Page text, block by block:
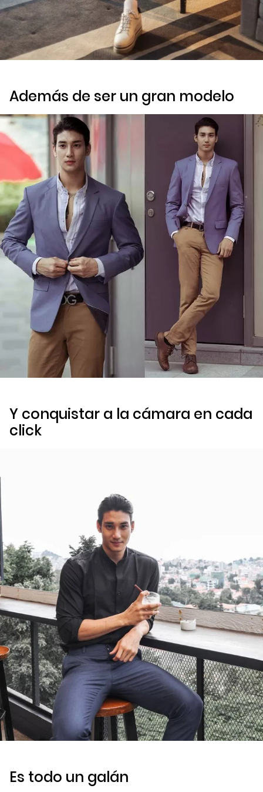
Además de ser un gran modelo
Y conquistar a la cámara en cada
click
Es todo un galán